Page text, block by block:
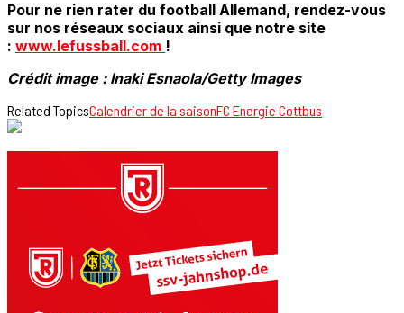
Pour ne rien rater du football Allemand, rendez-vous
sur nos réseaux sociaux ainsi que notre site
: www.lefussball.com !
Crédit image : Inaki Esnaola/Getty Images
Related TopicsCalendrier de la saisonFC Energie Cottbus